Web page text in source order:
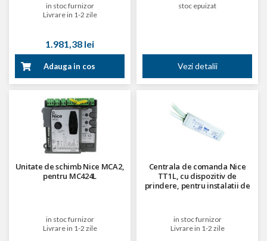
in stoc furnizor
Livrare in 1-2 zile
1.981,38 lei
Adauga in cos
stoc epuizat
Vezi detalii
Unitate de schimb Nice MCA2,
pentru MC424L
in stoc furnizor
Livrare in 1-2 zile
Centrala de comanda Nice
TT1L, cu dispozitiv de
prindere, pentru instalatii de
integrat
in stoc furnizor
Livrare in 1-2 zile